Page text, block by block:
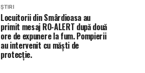
ȘTIRI
Locuitorii din Smârdioasa au
primit mesaj RO-ALERT după două
ore de expunere la fum. Pompierii
au intervenit cu măști de
protecție.